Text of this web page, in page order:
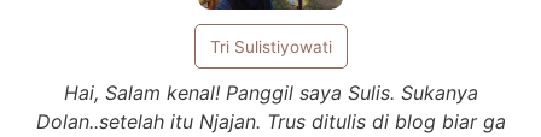
Tri Sulistiyowati
Hai, Salam kenal! Panggil saya Sulis. Sukanya
Dolan..setelah itu Njajan. Trus ditulis di blog biar ga